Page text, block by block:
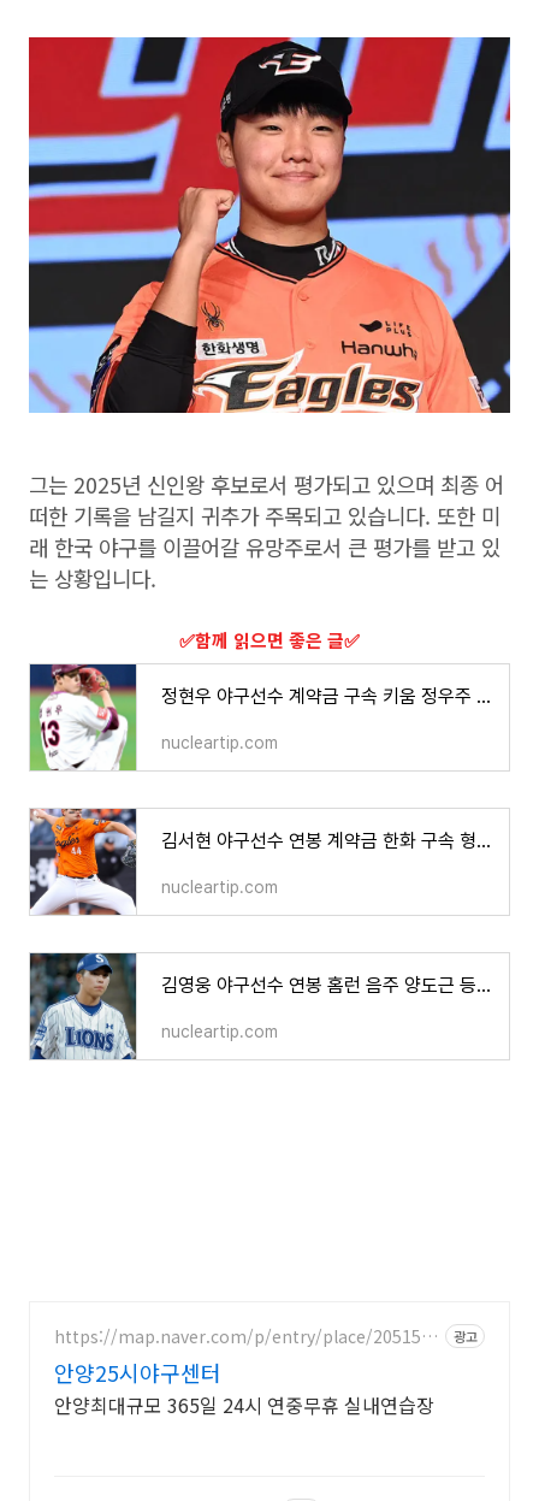
그는 2025년 신인왕 후보로서 평가되고 있으며 최종 어
떠한 기록을 남길지 귀추가 주목되고 있습니다. 또한 미
래 한국 야구를 이끌어갈 유망주로서 큰 평가를 받고 있
는 상황입니다.
​✅함께 읽으면 좋은 글​✅
정현우 야구선수 계약금 구속 키움 정우주 덕수고 연봉 나이 프로필
nucleartip.com
김서현 야구선수 연봉 계약금 한화 구속 형 투구 폼 등번호 나이 프로필
nucleartip.com
김영웅 야구선수 연봉 홈런 음주 양도근 등번호 등장곡 군대 나이 프로필
nucleartip.com
https://map.naver.com/p/entry/place/2051573
광고
안양25시야구센터
안양최대규모 365일 24시 연중무휴 실내연습장